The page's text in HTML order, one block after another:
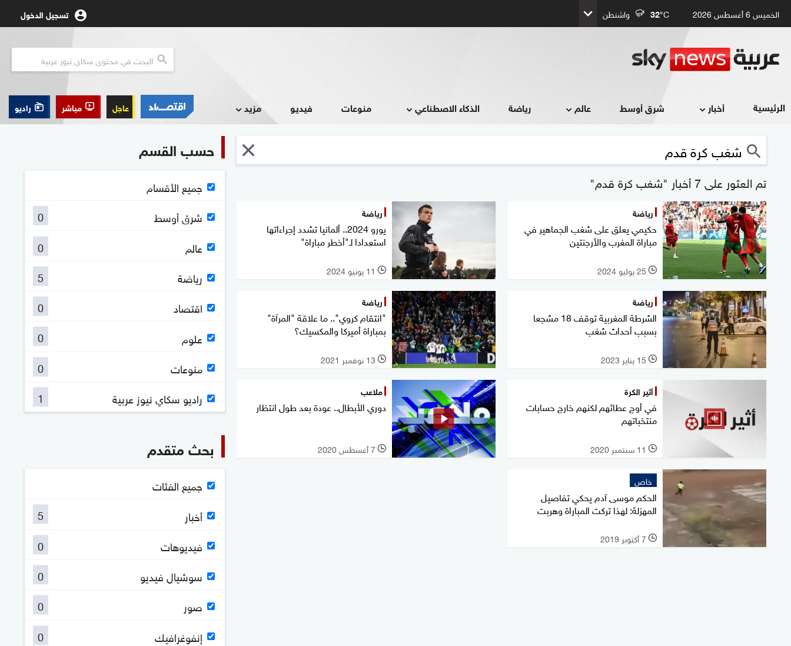
الخميس 6 أغسطس 2026 32°C واشنطن تسجيل الدخول
الرئيسية أخبار شرق أوسط عالم رياضة الذكاء الاصطناعي منوعات فيديو مزيد عاجل مباشر راديو
تم العثور على 7 أخبار "شغب كرة قدم"
رياضة
حكيمي يعلق على شغب الجماهير في
مباراة المغرب والأرجنتين
l 25 يوليو 2024
رياضة
يورو 2024.. ألمانيا تشدد إجراءاتها
استعدادا لـ"أخطر مباراة"
l 11 يونيو 2024
رياضة
الشرطة المغربية توقف 18 مشجعا
بسبب أحداث شغب
l 15 يناير 2023
رياضة
"انتقام كروي".. ما علاقة "المرآة"
بمباراة أميركا والمكسيك؟
l 13 نوفمبر 2021
أثير الكرة
في أوج عطائهم لكنهم خارج حسابات
منتخباتهم
l 11 سبتمبر 2020
ملاعب
دوري الأبطال.. عودة بعد طول انتظار
l 7 أغسطس 2020
خاص
الحكم موسى آدم يحكي تفاصيل
المهزلة: لهذا تركت المباراة وهربت
l 7 أكتوبر 2019
حسب القسم
جميع الأقسام
شرق أوسط
0
عالم
0
رياضة
5
اقتصاد
0
علوم
0
منوعات
0
راديو سكاي نيوز عربية
1
بحث متقدم
جميع الفئات
أخبار
5
فيديوهات
0
سوشيال فيديو
0
صور
0
إنفوغرافيك
0